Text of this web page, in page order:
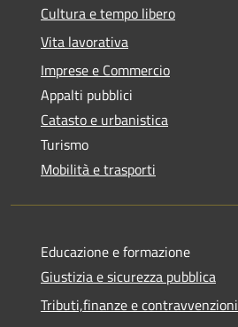
Cultura e tempo libero
Vita lavorativa
Imprese e Commercio
Appalti pubblici
Catasto e urbanistica
Turismo
Mobilità e trasporti
Educazione e formazione
Giustizia e sicurezza pubblica
Tributi,finanze e contravvenzioni